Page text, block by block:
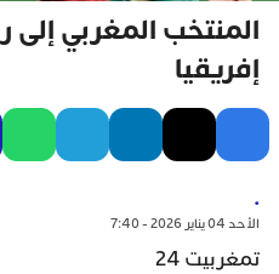
المنتخب المغربي إلى
إفريقيا
.
الأحد 04 يناير 2026 - 7:40
تمغربيت 24